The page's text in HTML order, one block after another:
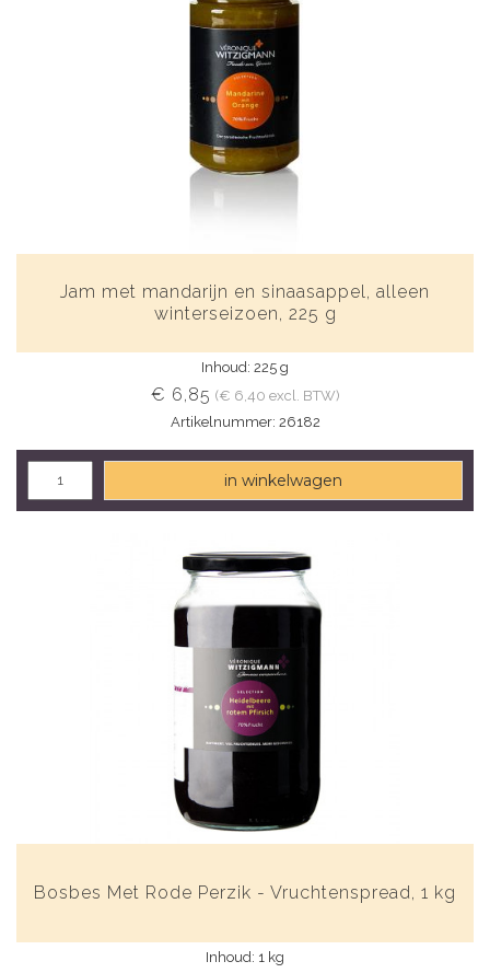
Jam met mandarijn en sinaasappel, alleen
winterseizoen, 225 g
Inhoud: 225 g
€ 6,85 (€ 6,40 excl. BTW)
Artikelnummer: 26182
in winkelwagen
Bosbes Met Rode Perzik - Vruchtenspread, 1 kg
Inhoud: 1 kg